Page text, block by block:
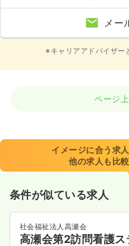
メー
※キャリアアドバイザー
ページ
イメージに合う求
他の求人も比
条件が似ている求人
社会福祉法人高瀬会
高瀬会第2訪問看護ス